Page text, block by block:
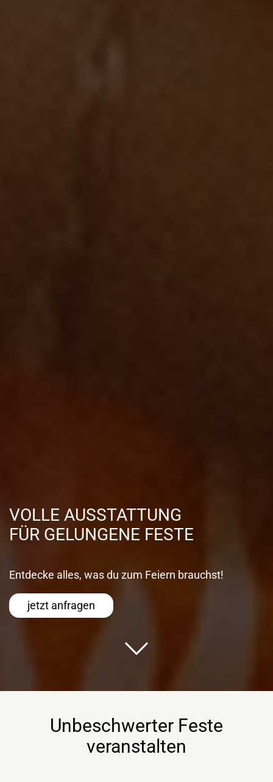
VOLLE AUSSTATTUNG
FÜR GELUNGENE FESTE
Entdecke alles, was du zum Feiern brauchst!
jetzt anfragen
Unbeschwerter Feste
veranstalten